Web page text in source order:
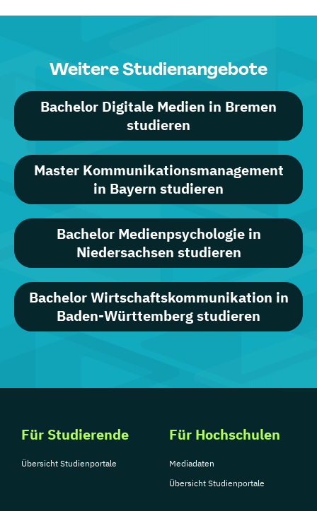
Weitere Studienangebote
Bachelor Digitale Medien in Bremen
studieren
Master Kommunikationsmanagement
in Bayern studieren
Bachelor Medienpsychologie in
Niedersachsen studieren
Bachelor Wirtschaftskommunikation in
Baden-Württemberg studieren
Für Studierende
Übersicht Studienportale
Für Hochschulen
Mediadaten
Übersicht Studienportale